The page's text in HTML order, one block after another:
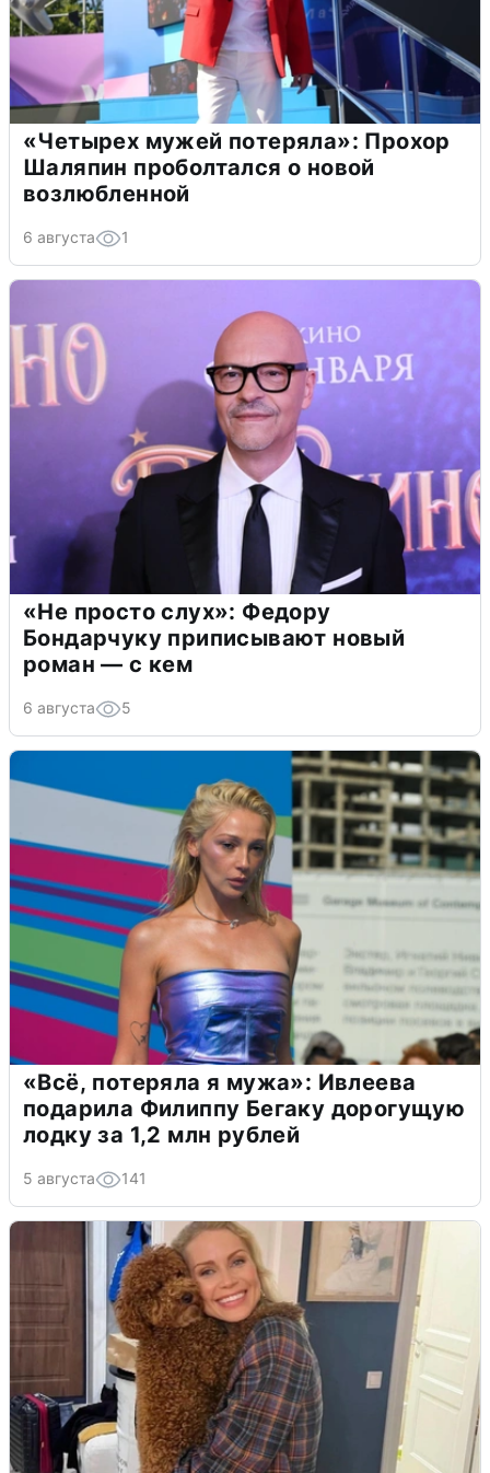
«Четырех мужей потеряла»: Прохор
Шаляпин проболтался о новой
возлюбленной
6 августа 1
«Не просто слух»: Федору
Бондарчуку приписывают новый
роман — с кем
6 августа 5
«Всё, потеряла я мужа»: Ивлеева
подарила Филиппу Бегаку дорогущую
лодку за 1,2 млн рублей
5 августа 141